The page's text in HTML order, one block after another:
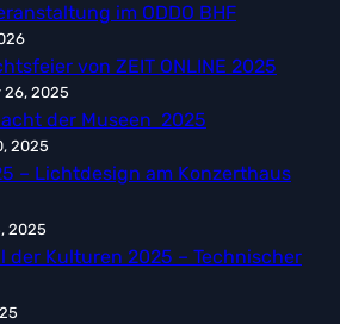
im ODDO BHF
von ZEIT ONLINE 2025
26, 2025
der Museen 2025
2025
– Lichtdesign am Konzerthaus
2025
der Kulturen 2025 – Technischer